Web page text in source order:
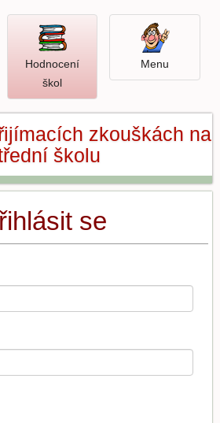
Menu
Hodnocení
školOtevři
hodnocení
zkouškách na
školu
se